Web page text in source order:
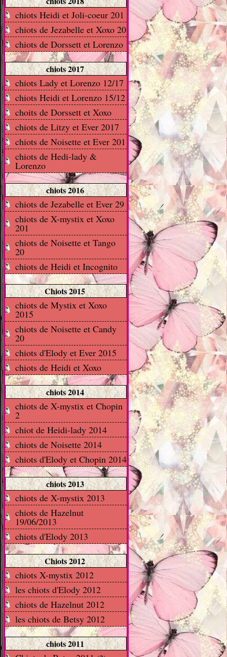
chiots Heidi et Joli-coeur 201
chiots de Jezabelle et Xoxo 20
chiots de Dorssett et Lorenzo
chiots 2017
chiots Lady et Lorenzo 12/17
chiots Heidi et Lorenzo 15/12
choits de Dorssett et Xoxo
chiots de Litzy et Ever 2017
chiots de Noisette et Ever 201
chiots de Hedi-lady &
Lorenzo
chiots 2016
chiots de Jezabelle et Ever 29
chiots de X-mystix et Xoxo
201
chiots de Noisette et Tango
20
chiots de Heidi et Incognito
Chiots 2015
chiots de Mystix et Xoxo
2015
chiots de Noisette et Candy
20
chiots d'Elody et Ever 2015
chiots de Heidi et Xoxo
chiots 2014
chiots de X-mystix et Chopin
2
chiot de Heidi-lady 2014
chiots de Noisette 2014
chiots d'Elody et Chopin 2014
chiots 2013
chiots de X-mystix 2013
chiots de Hazelnut
19/06/2013
chiots d'Elody 2013
Chiots 2012
chiots X-mystix 2012
les chiots d'Elody 2012
chiots de Hazelnut 2012
les chiots de Betsy 2012
chiots 2011